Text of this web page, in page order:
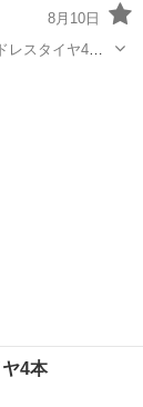
8月10日
ヤ4本